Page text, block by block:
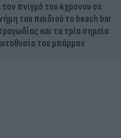
πνιγμό του 4χρονου σε
του παιδιού το beach bar
και τα τρία σημεία
του μπάρμαν